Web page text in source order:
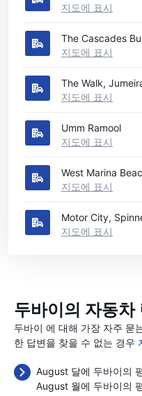
지도에 표시
The Cascades
지도에 표시
The Walk,
지도에 표시
Umm Ramool
지도에 표시
West Marina
지도에 표시
Motor City,
지도에 표시
두바이의 자동차
두바이 에 대해 가장 자주 묻
한 답변을 찾을 수 없는 경우
August 달에 두바이의
August 월에 두바이의